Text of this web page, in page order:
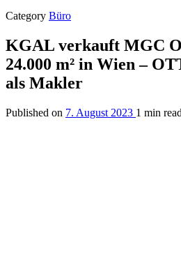
Category Büro
KGAL verkauft MGC
24.000 m² in Wien –
als Makler
Published on 7. August 2023 1 min read